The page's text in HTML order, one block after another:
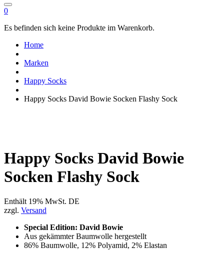
0
Es befinden sich keine Produkte im Warenkorb.
Home
Marken
Happy Socks
Happy Socks David Bowie Socken Flashy Sock
Happy Socks David Bowie
Socken Flashy Sock
Enthält 19% MwSt. DE
zzgl. Versand
Special Edition: David Bowie
Aus gekämmter Baumwolle hergestellt
86% Baumwolle, 12% Polyamid, 2% Elastan